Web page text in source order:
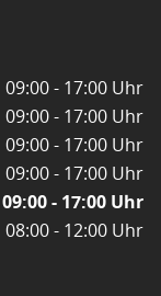
09:00 - 17:00 Uhr
09:00 - 17:00 Uhr
09:00 - 17:00 Uhr
09:00 - 17:00 Uhr
09:00 - 17:00 Uhr
08:00 - 12:00 Uhr